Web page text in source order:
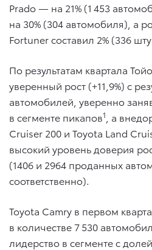
Prado — на 21% (1 453
на 30% (304 автомобиля), а
Fortuner составил 2% (336
По результатам квартала
уверенный рост (+11,9%) с
автомобилей, уверенно
в сегменте пикапов1
, а
Cruiser 200 и Toyota Land
высокий уровень доверия
(1406 и 2964 проданных
соответственно).
Toyota Camry в первом
в количестве 7 530
лидерство в сегменте с